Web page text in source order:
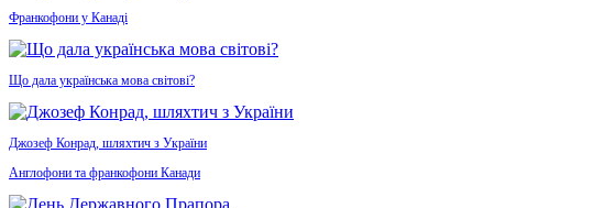
Франкофони у Канаді
Що дала українська мова світові?
Джозеф Конрад, шляхтич з України
Англофони та франкофони Канади